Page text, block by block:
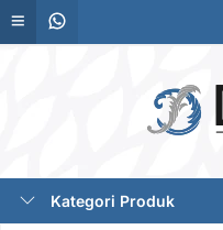
Kategori Produk